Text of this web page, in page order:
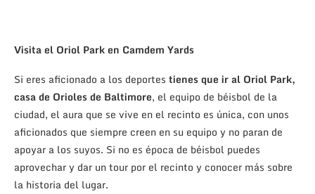
Visita el Oriol Park en Camdem Yards
Si eres aficionado a los deportes tienes que ir al Oriol Park,
casa de Orioles de Baltimore, el equipo de béisbol de la
ciudad, el aura que se vive en el recinto es única, con unos
aficionados que siempre creen en su equipo y no paran de
apoyar a los suyos. Si no es época de béisbol puedes
aprovechar y dar un tour por el recinto y conocer más sobre
la historia del lugar.